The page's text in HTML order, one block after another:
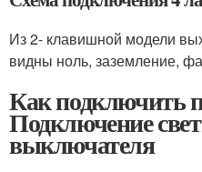
Из 2- клавишной модели
видны ноль, заземление,
Как подключить
Подключение
выключателя